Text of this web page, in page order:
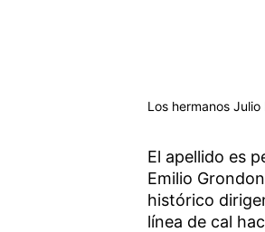
Los hermanos
El apellido es
Emilio
histórico
línea de cal